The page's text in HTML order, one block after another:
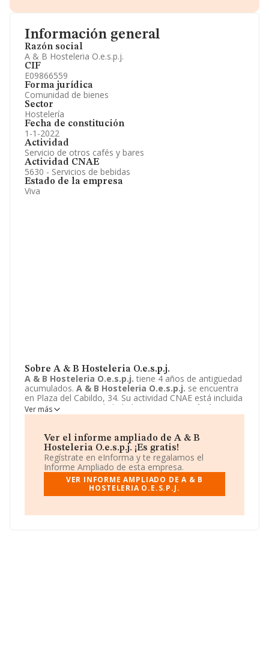
Información general
Razón social
A & B Hosteleria O.e.s.p.j.
CIF
E09866559
Forma jurídica
Comunidad de bienes
Sector
Hostelería
Fecha de constitución
1-1-2022
Actividad
Servicio de otros cafés y bares
Actividad CNAE
5630 - Servicios de bebidas
Estado de la empresa
Viva
Sobre A & B Hosteleria O.e.s.p.j.
A & B Hosteleria O.e.s.p.j. tiene 4 años de antigüedad
acumulados. A & B Hosteleria O.e.s.p.j. se encuentra
en Plaza del Cabildo, 34. Su actividad CNAE está incluida
en 5630 - Servicios de bebidas.
A & B Hosteleria
O.e.s.p.j.está registrada como Comunidad de bienes.
Ver más
Ver el informe ampliado de A & B
Hosteleria O.e.s.p.j. ¡Es gratis!
Regístrate en eInforma y te regalamos el
Informe Ampliado de esta empresa.
VER INFORME AMPLIADO DE A & B
HOSTELERIA O.E.S.P.J.
Información oficial y registral complementaria.